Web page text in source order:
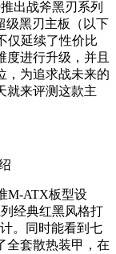
出战斧黑刃系列
级黑刃主板（以下
仅延续了性价比
进行升级，并且
，为追求战未来的
就来评测这款主
M-ATX板型设
经典红黑风格打
。同时能看到七
全套散热装甲，在